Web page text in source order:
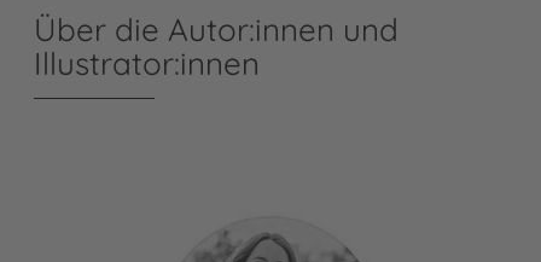
Über die Autor:innen und
Illustrator:innen